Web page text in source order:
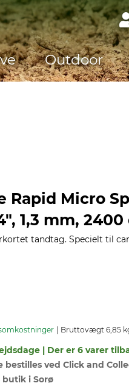
Outdoor
Rapid Micro
1,3 mm,
tandtag. Specielt til
Bruttovægt 6,85
| Der er 6 varer
bestilles ved Click and
butik i Sorø